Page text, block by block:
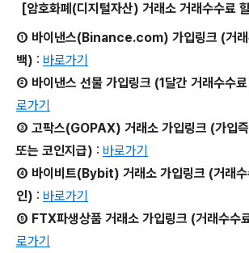
[암호화폐(디지털자산) 거래소 거래수수료
① 바이낸스(Binance.com) 가입링크 (거래
백) : 바로가기
② 바이낸스 선물 가입링크 (1달간 거래수수
로가기
③ 고팍스(GOPAX) 거래소 가입링크 (가입
또는 코인지급) : 바로가기
④ 바이비트(Bybit) 거래소 가입링크 (거래
인) : 바로가기
⑤ FTX파생상품 거래소 가입링크 (거래수수
로가기